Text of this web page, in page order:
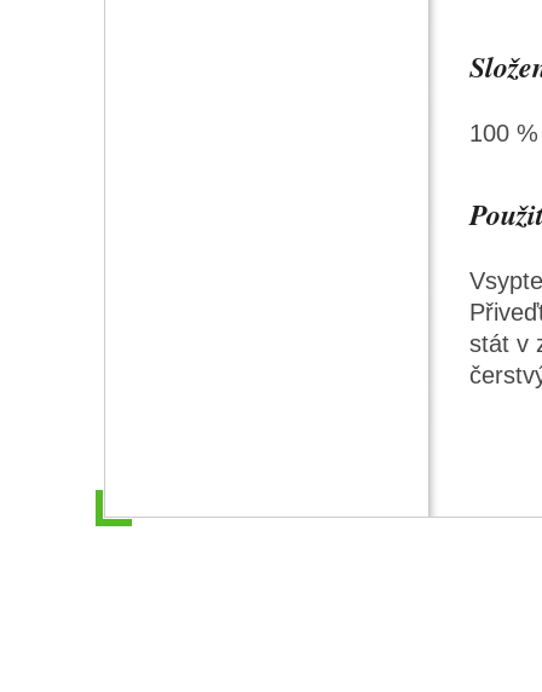
100
stát v